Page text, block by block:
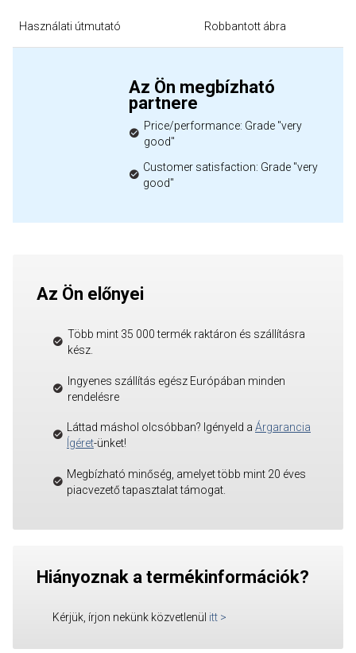
Használati útmutató Robbantott ábra
Az Ön megbízható
partnere
Price/performance: Grade "very
good"
Customer satisfaction: Grade "very
good"
Az Ön előnyei
Több mint 35 000 termék raktáron és szállításra
kész.
Ingyenes szállítás egész Európában minden
rendelésre
Láttad máshol olcsóbban? Igényeld a Árgarancia
Ígéret-ünket!
Megbízható minőség, amelyet több mint 20 éves
piacvezető tapasztalat támogat.
Hiányoznak a termékinformációk?
Kérjük, írjon nekünk közvetlenül itt >